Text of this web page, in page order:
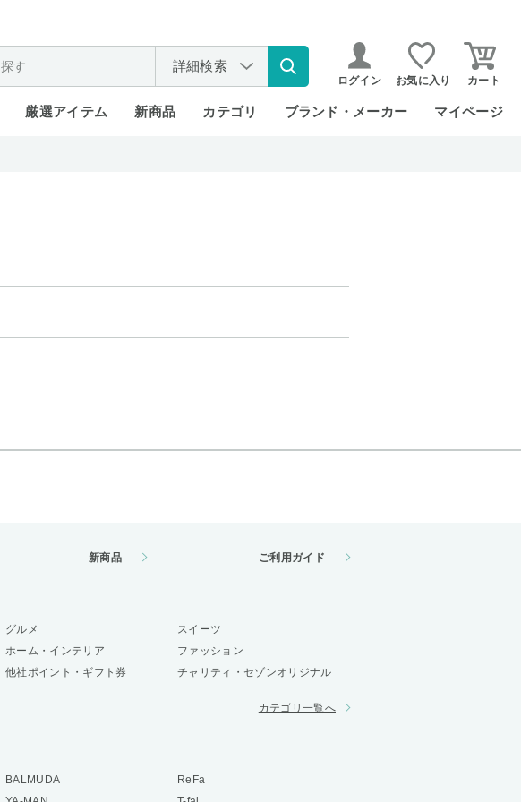
詳細検索
ログイン お気に入り カート
厳選アイテム 新商品 カテゴリ ブランド・メーカー マイページ
新商品 ご利用ガイド
グルメ
スイーツ
ホーム・インテリア
ファッション
他社ポイント・ギフト券 チャリティ・セゾンオリジナル
カテゴリ一覧へ
BALMUDA
ReFa